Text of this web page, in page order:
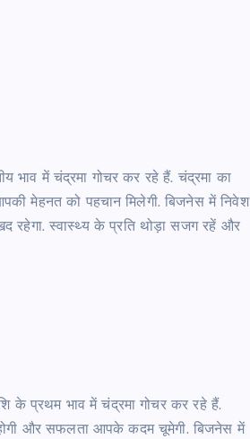
भाव में चंद्रमा गोचर कर रहे हैं. चंद्रमा का
मेहनत को पहचान मिलेगी. बिजनेस में निवेश
रहेगा. स्वास्थ्य के प्रति थोड़ा सजग रहें और
के प्रथम भाव में चंद्रमा गोचर कर रहे हैं.
होगी और सफलता आपके कदम चूमेगी. बिजनेस में